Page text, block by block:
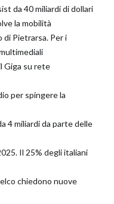
da 40 miliardi di dollari
la mobilità
Pietrarsa. Per i
Giga su rete
per spingere la
4 miliardi da parte delle
Il 25% degli italiani
chiedono nuove